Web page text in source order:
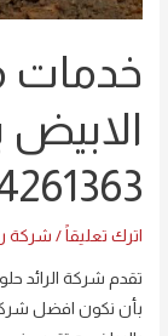
خدمات
الابيض
اترك تعليقاً / شركة
تقدم شركة الرائد
بأن نكون افضل